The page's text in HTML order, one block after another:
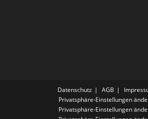
Datenschutz AGB
Privatsphäre-Einstellungen
Privatsphäre-Einstellungen